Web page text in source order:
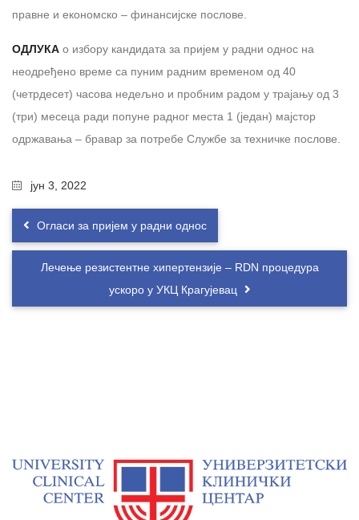
правне и економско – финансијске послове.
ОДЛУКА о избору кандидата за пријем у радни однос на
неодређено време са пуним радним временом од 40
(четрдесет) часова недељно и пробним радом у трајању од 3
(три) месеца ради попуне радног места 1 (један) мајстор
одржавања – бравар за потребе Службе за техничке послове.
јун 3, 2022
Огласи за пријем у радни однос
Лечење резистентне хипертензије – RDN процедура
ускоро у УКЦ Крагујевац